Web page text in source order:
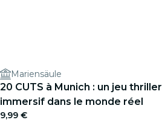
Mariensäule
20 CUTS à Munich : un jeu thriller
immersif dans le monde réel
9,99 €